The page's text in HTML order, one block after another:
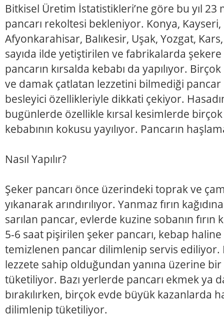
Bitkisel Üretim İstatistikleri’ne göre bu yıl
pancarı rekoltesi bekleniyor. Konya, Kayseri,
Afyonkarahisar, Balıkesir, Uşak, Yozgat,
sayıda ilde yetiştirilen ve fabrikalarda
pancarın kırsalda kebabı da yapılıyor. Birçok
ve damak çatlatan lezzetini bilmediği pancar
besleyici özellikleriyle dikkati çekiyor.
bugünlerde özellikle kırsal kesimlerde
kebabının kokusu yayılıyor. Pancarın
Nasıl Yapılır?
Şeker pancarı önce üzerindeki toprak ve
yıkanarak arındırılıyor. Yanmaz fırın
sarılan pancar, evlerde kuzine sobanın fırın
5-6 saat pişirilen şeker pancarı, kebap
temizlenen pancar dilimlenip servis ediliyor.
lezzete sahip olduğundan yanına üzerine
tüketiliyor. Bazı yerlerde pancarı ekmek ya
bırakılırken, birçok evde büyük kazanlarda
dilimlenip tüketiliyor.